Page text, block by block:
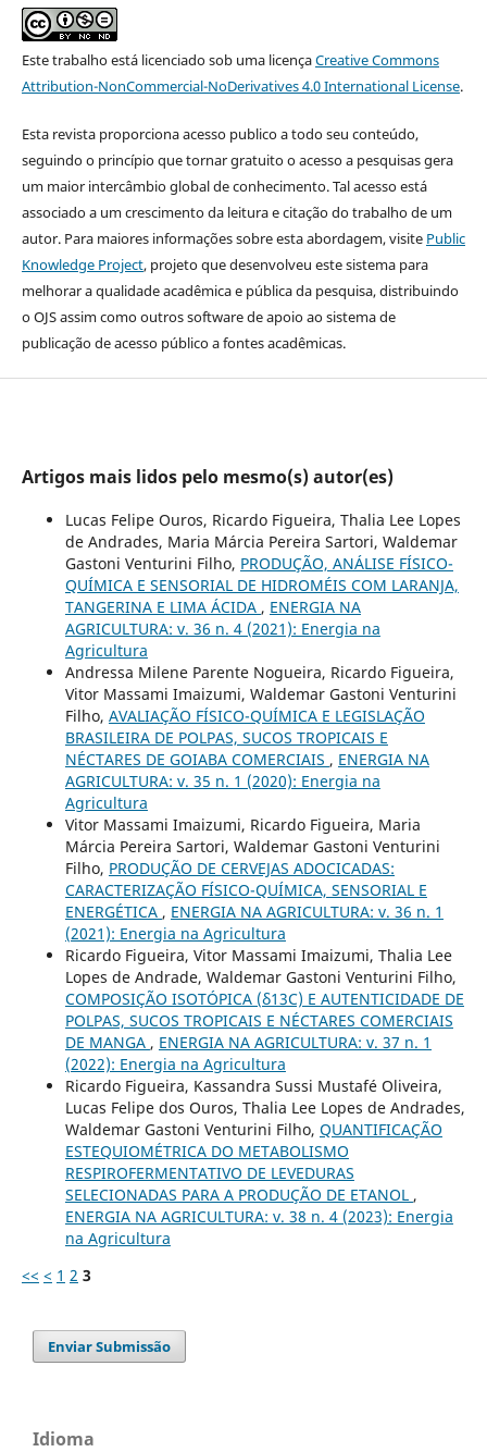
Este trabalho está licenciado sob uma licençaCreative Commons
Attribution-NonCommercial-NoDerivatives 4.0 International License.
Esta revista proporciona acesso publico a todo seu conteúdo,
seguindo o princípio que tornar gratuito o acesso a pesquisas gera
um maior intercâmbio global de conhecimento. Tal acesso está
associado a um crescimento da leitura e citação do trabalho de um
autor. Para maiores informações sobre esta abordagem, visite Public
Knowledge Project, projeto que desenvolveu este sistema para
melhorar a qualidade acadêmica e pública da pesquisa, distribuindo
o OJS assim como outros software de apoio ao sistema de
publicação de acesso público a fontes acadêmicas.
Artigos mais lidos pelo mesmo(s) autor(es)
Lucas Felipe Ouros, Ricardo Figueira, Thalia Lee Lopes
de Andrades, Maria Márcia Pereira Sartori, Waldemar
Gastoni Venturini Filho, PRODUÇÃO, ANÁLISE FÍSICO-
QUÍMICA E SENSORIAL DE HIDROMÉIS COM LARANJA,
TANGERINA E LIMA ÁCIDA , ENERGIA NA
AGRICULTURA: v. 36 n. 4 (2021): Energia na
Agricultura
Andressa Milene Parente Nogueira, Ricardo Figueira,
Vitor Massami Imaizumi, Waldemar Gastoni Venturini
Filho, AVALIAÇÃO FÍSICO-QUÍMICA E LEGISLAÇÃO
BRASILEIRA DE POLPAS, SUCOS TROPICAIS E
NÉCTARES DE GOIABA COMERCIAIS , ENERGIA NA
AGRICULTURA: v. 35 n. 1 (2020): Energia na
Agricultura
Vitor Massami Imaizumi, Ricardo Figueira, Maria
Márcia Pereira Sartori, Waldemar Gastoni Venturini
Filho, PRODUÇÃO DE CERVEJAS ADOCICADAS:
CARACTERIZAÇÃO FÍSICO-QUÍMICA, SENSORIAL E
ENERGÉTICA , ENERGIA NA AGRICULTURA: v. 36 n. 1
(2021): Energia na Agricultura
Ricardo Figueira, Vitor Massami Imaizumi, Thalia Lee
Lopes de Andrade, Waldemar Gastoni Venturini Filho,
COMPOSIÇÃO ISOTÓPICA (δ13C) E AUTENTICIDADE DE
POLPAS, SUCOS TROPICAIS E NÉCTARES COMERCIAIS
DE MANGA , ENERGIA NA AGRICULTURA: v. 37 n. 1
(2022): Energia na Agricultura
Ricardo Figueira, Kassandra Sussi Mustafé Oliveira,
Lucas Felipe dos Ouros, Thalia Lee Lopes de Andrades,
Waldemar Gastoni Venturini Filho, QUANTIFICAÇÃO
ESTEQUIOMÉTRICA DO METABOLISMO
RESPIROFERMENTATIVO DE LEVEDURAS
SELECIONADAS PARA A PRODUÇÃO DE ETANOL ,
ENERGIA NA AGRICULTURA: v. 38 n. 4 (2023): Energia
na Agricultura
<< < 1 2 3
Enviar Submissão
Idioma